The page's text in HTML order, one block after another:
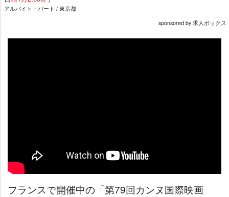
アルバイト・パート / 東京都
sponsored by 求人ボックス
フランスで開催中の「第79回カンヌ国際映画